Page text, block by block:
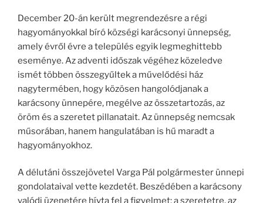
December 20-án került megrendezésre a régi
hagyományokkal bíró községi karácsonyi ünnepség,
amely évről évre a település egyik legmeghittebb
eseménye. Az adventi időszak végéhez közeledve
ismét többen összegyűltek a művelődési ház
nagytermében, hogy közösen hangolódjanak a
karácsony ünnepére, megélve az összetartozás, az
öröm és a szeretet pillanatait. Az ünnepség nemcsak
műsorában, hanem hangulatában is hű maradt a
hagyományokhoz.
A délutáni összejövetel Varga Pál polgármester ünnepi
gondolataival vette kezdetét. Beszédében a karácsony
valódi üzenetére hívta fel a figyelmet: a szeretetre, az